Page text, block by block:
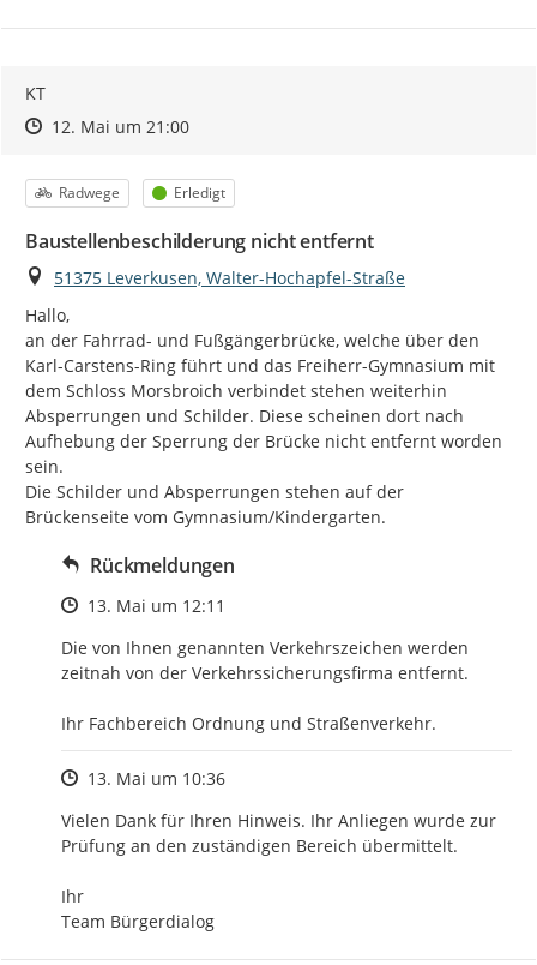
KT
Zeitpunkt des Erstellens
Zeitpunkt des Erstellens
12. Mai um 21:00Zur Äußerung
Kategorie
Radwege Status
Erledigt
Baustellenbeschilderung nicht entfernt
Ort
51375 Leverkusen, Walter-Hochapfel-Straße
Hallo,
an der Fahrrad- und Fußgängerbrücke, welche über den
Karl-Carstens-Ring führt und das Freiherr-Gymnasium mit
dem Schloss Morsbroich verbindet stehen weiterhin
Absperrungen und Schilder. Diese scheinen dort nach
Aufhebung der Sperrung der Brücke nicht entfernt worden
sein.
Die Schilder und Absperrungen stehen auf der
Brückenseite vom Gymnasium/Kindergarten.
Rückmeldungen
Zeitpunkt des Erstellens
13. Mai um 12:11
Die von Ihnen genannten Verkehrszeichen werden
zeitnah von der Verkehrssicherungsfirma entfernt.
Ihr Fachbereich Ordnung und Straßenverkehr.
Zeitpunkt des Erstellens
13. Mai um 10:36
Vielen Dank für Ihren Hinweis. Ihr Anliegen wurde zur
Prüfung an den zuständigen Bereich übermittelt.
Ihr
Team Bürgerdialog